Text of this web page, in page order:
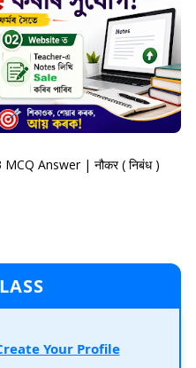
Answer | नौकर ( निबंध )
Your Profile